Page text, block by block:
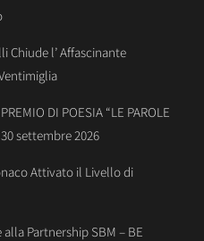
Chiude l’ Affascinante
DI POESIA “LE PAROLE
settembre 2026
Attivato il Livello di
Partnership SBM – BE